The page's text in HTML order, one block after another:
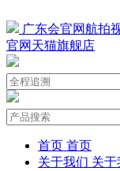
广东会官网航拍
官网天猫旗舰店
首页 首页
关于我们 关于